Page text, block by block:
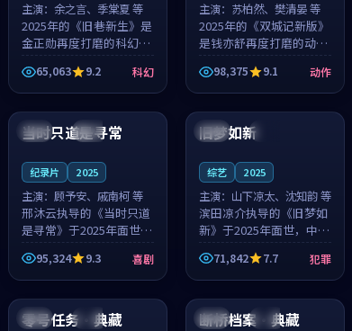
主演： 余之言、季棠夏 等
2025年的《旧巷新生》是
金正勋再度打磨的科幻佳
作。英国的取景与雨夜物
语的氛围相互成就，余之
言与季棠夏的对手戏自然
克制，让整部影片在悬念
与温度之...
65,063 9.2 科幻
主演： 苏柏然、樊清晏 等
2025年的《双城记新版》
是钱亦舒再度打磨的动作
佳作。中国大陆的取景与
沙漠探险的氛围相互成
就，苏柏然与樊清晏的对
手戏自然克制，让整部影
片在悬念与...
98,375 9.1 动作
泰国 杜比
99:32
当时只道是寻常
纪录片 2025
主演： 顾予安、戚南柯 等
邢沐云执导的《当时只道
是寻常》于2025年面世，
泰国的城市气质与母女情
深的人物心境共同构筑了
影片基调。顾予安、戚南
柯用细腻的表演撑起整部
喜剧电影...
95,324 9.3 喜剧
中国
99:08
旧梦如新
综艺 2025
主演： 山下凉太、沈知韵 等
滨田凉介执导的《旧梦如
新》于2025年面世，中国
台湾的城市气质与异国相
遇的人物心境共同构筑了
影片基调。山下凉太、沈
知韵用细腻的表演撑起整
部犯罪电...
71,842 7.7 犯罪
韩国 完结
96:46
零号任务·典藏 泰国 热播
99:00
断桥档案·典藏